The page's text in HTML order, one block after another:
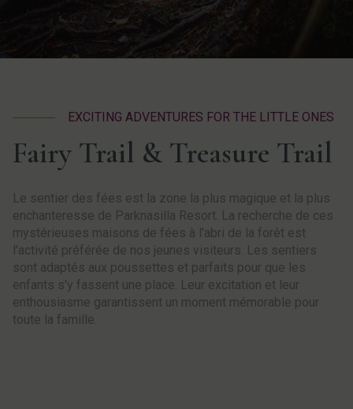
EXCITING ADVENTURES FOR THE LITTLE ONES
Fairy Trail & Treasure Trail
Le sentier des fées est la zone la plus magique et la plus
enchanteresse de Parknasilla Resort. La recherche de ces
mystérieuses maisons de fées à l'abri de la forêt est
l'activité préférée de nos jeunes visiteurs. Les sentiers
sont adaptés aux poussettes et parfaits pour que les
enfants s'y fassent une place. Leur excitation et leur
enthousiasme garantissent un moment mémorable pour
toute la famille.